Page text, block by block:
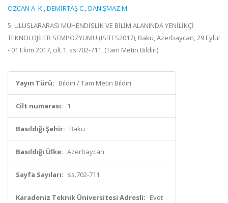
ÖZCAN A. K.,DEMİRTAŞ C.,DANIŞMAZ M.
5. ULUSLARARASI MÜHENDİSLİK VE BİLİM ALANINDA YENİLİKÇİ
TEKNOLOJİLER SEMPOZYUMU (ISITES2017), Baku, Azerbaycan, 29 Eylül
- 01 Ekim 2017, cilt.1, ss.702-711, (Tam Metin Bildiri)
Yayın Türü: Bildiri / Tam Metin Bildiri
Cilt numarası: 1
Basıldığı Şehir: Baku
Basıldığı Ülke: Azerbaycan
Sayfa Sayıları: ss.702-711
Karadeniz Teknik Üniversitesi Adresli: Evet